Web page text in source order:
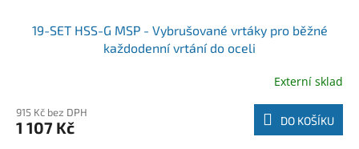
19-SET HSS-G MSP - Vybrušované vrtáky pro běžné
každodenní vrtání do oceli
Externí sklad
915 Kč bez DPH
1 107 Kč DO KOŠÍKU